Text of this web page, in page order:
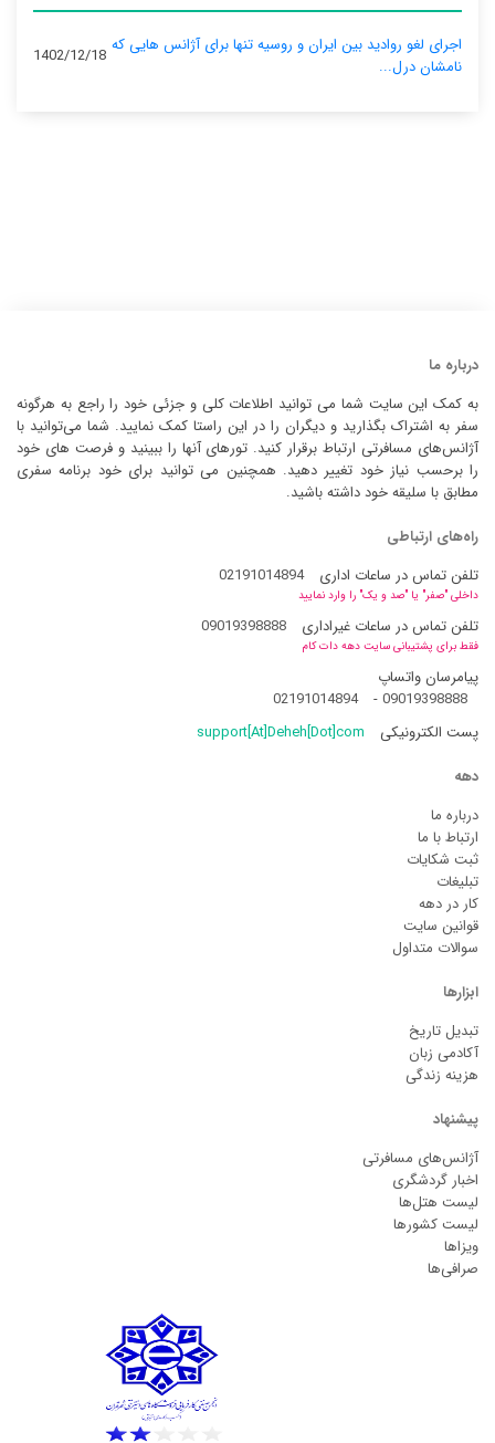
اجرای لغو روادید بین ایران و روسیه تنها برای آژانس‌ هایی که
نامشان درل...
1402/12/18
درباره ما
به کمک این سایت شما می توانید اطلاعات کلی و جزئی خود را راجع به هرگونه
سفر به اشتراک بگذارید و دیگران را در این راستا کمک نمایید. شما می‌توانید با
آژانس‌های مسافرتی ارتباط برقرار کنید. تورهای آنها را ببینید و فرصت های خود
را برحسب نیاز خود تغییر دهید. همچنین می توانید برای خود برنامه سفری
مطابق با سلیقه خود داشته باشید.
راه‌های ارتباطی
تلفن تماس در ساعات اداری
02191014894
داخلی "صفر" یا "صد و یک" را وارد نمایید
تلفن تماس در ساعات غیراداری 09019398888
فقط برای پشتیبانی سایت دهه دات کام
پیامرسان واتساپ
09019398888
-
02191014894
پست الکترونیکی
support[At]Deheh[Dot]com
دهه
درباره ما
ارتباط با ما
ثبت شکایات
تبلیغات
کار در دهه
قوانین سایت
سوالات متداول
ابزارها
تبدیل تاریخ
آکادمی زبان
هزینه زندگی
پیشنهاد
آژانس‌های مسافرتی
اخبار گردشگری
لیست هتل‌ها
لیست کشورها
ویزاها
صرافی‌ها